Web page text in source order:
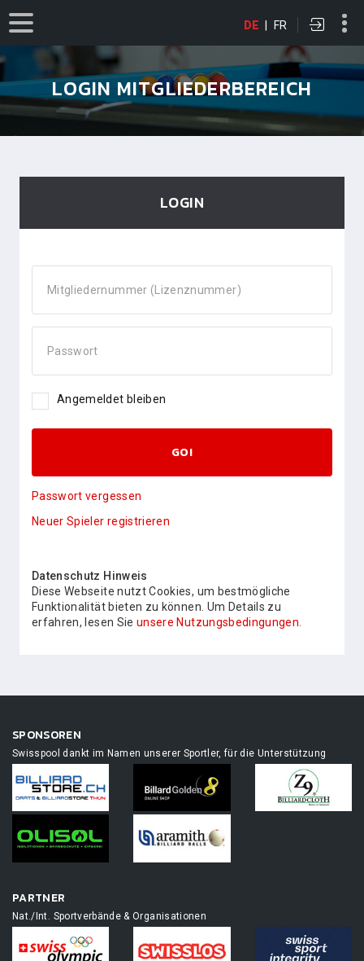
DE | FR
LOGIN MITGLIEDERBEREICH
LOGIN
Mitgliedernummer (Lizenznummer)
Passwort
Angemeldet bleiben
GO!
Passwort vergessen
Neuer Spieler registrieren
Datenschutz Hinweis
Diese Webseite nutzt Cookies, um bestmögliche
Funktionalität bieten zu können. Um Details zu
erfahren, lesen Sie unsere Nutzungsbedingungen.
SPONSOREN
Swisspool dankt im Namen unserer Sportler, für die Unterstützung
PARTNER
Nat./Int. Sportverbände & Organisationen